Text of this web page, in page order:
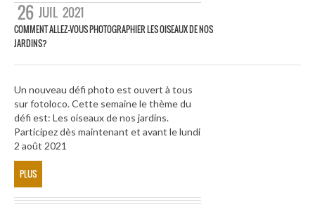
26 JUIL 2021
COMMENT ALLEZ-VOUS PHOTOGRAPHIER LES OISEAUX DE NOS
JARDINS?
Un nouveau défi photo est ouvert à tous
sur fotoloco. Cette semaine le thème du
défi est: Les oiseaux de nos jardins.
Participez dès maintenant et avant le lundi
2 août 2021
PLUS